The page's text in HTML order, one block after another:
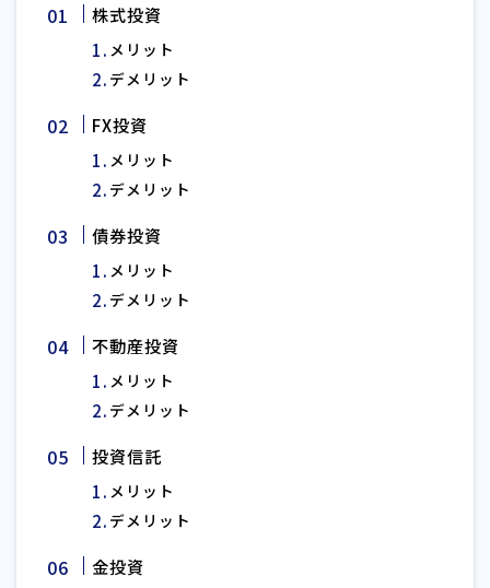
株式投資
メリット
デメリット
FX投資
メリット
デメリット
債券投資
メリット
デメリット
不動産投資
メリット
デメリット
投資信託
メリット
デメリット
金投資